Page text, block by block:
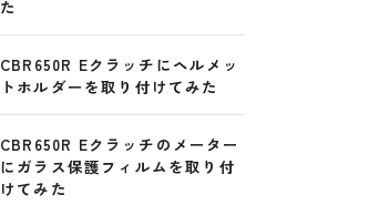
た
CBR650R Eクラッチにヘルメッ
トホルダーを取り付けてみた
CBR650R Eクラッチのメーター
にガラス保護フィルムを取り付
けてみた